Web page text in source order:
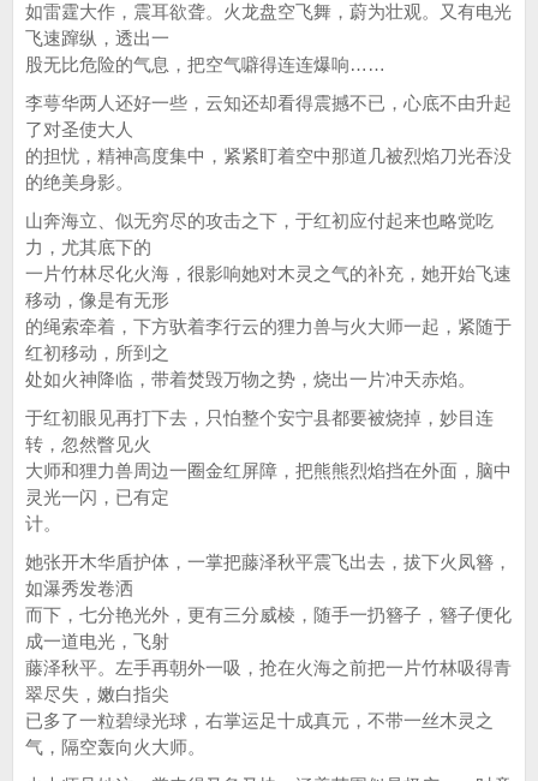
如雷霆大作，震耳欲聋。火龙盘空飞舞，蔚为壮观。又有电光
飞速蹿纵，透出一
股无比危险的气息，把空气噼得连连爆响……
李萼华两人还好一些，云知还却看得震撼不已，心底不由升起
了对圣使大人
的担忧，精神高度集中，紧紧盯着空中那道几被烈焰刀光吞没
的绝美身影。
山奔海立、似无穷尽的攻击之下，于红初应付起来也略觉吃
力，尤其底下的
一片竹林尽化火海，很影响她对木灵之气的补充，她开始飞速
移动，像是有无形
的绳索牵着，下方驮着李行云的狸力兽与火大师一起，紧随于
红初移动，所到之
处如火神降临，带着焚毁万物之势，烧出一片冲天赤焰。
于红初眼见再打下去，只怕整个安宁县都要被烧掉，妙目连
转，忽然瞥见火
大师和狸力兽周边一圈金红屏障，把熊熊烈焰挡在外面，脑中
灵光一闪，已有定
计。
她张开木华盾护体，一掌把藤泽秋平震飞出去，拔下火凤簪，
如瀑秀发卷洒
而下，七分艳光外，更有三分威棱，随手一扔簪子，簪子便化
成一道电光，飞射
藤泽秋平。左手再朝外一吸，抢在火海之前把一片竹林吸得青
翠尽失，嫩白指尖
已多了一粒碧绿光球，右掌运足十成真元，不带一丝木灵之
气，隔空轰向火大师。